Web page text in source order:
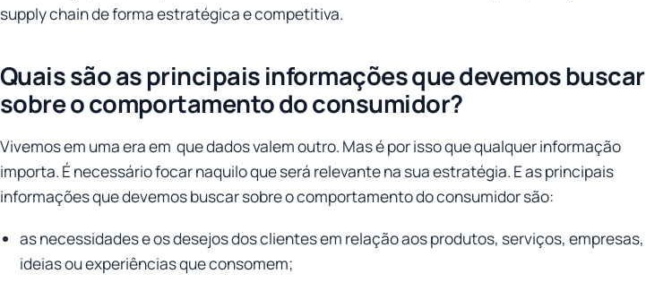
supply chain de forma estratégica e competitiva.
Quais são as principais informações que devemos buscar
sobre o comportamento do consumidor?
Vivemos em uma era em que dados valem outro. Mas é por isso que qualquer informação
importa. É necessário focar naquilo que será relevante na sua estratégia. E as principais
informações que devemos buscar sobre o comportamento do consumidor são:
as necessidades e os desejos dos clientes em relação aos produtos, serviços, empresas,
ideias ou experiências que consomem;